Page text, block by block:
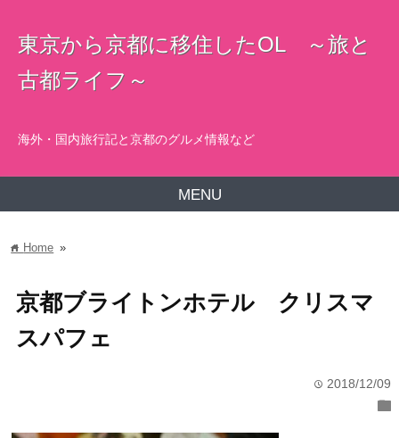
東京から京都に移住したOL ～旅と
古都ライフ～
海外・国内旅行記と京都のグルメ情報など
MENU
home Home »
京都ブライトンホテル クリスマ
スパフェ
time 2018/12/09
folder